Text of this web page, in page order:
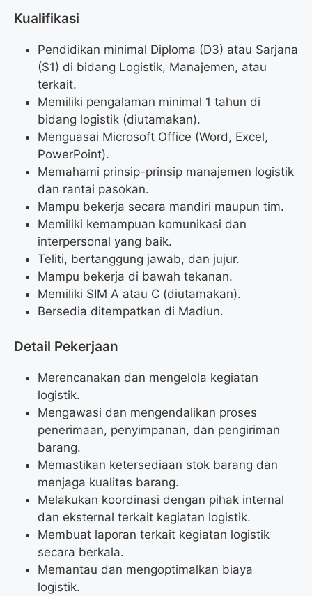
Kualifikasi
Pendidikan minimal Diploma (D3) atau Sarjana
(S1) di bidang Logistik, Manajemen, atau
terkait.
Memiliki pengalaman minimal 1 tahun di
bidang logistik (diutamakan).
Menguasai Microsoft Office (Word, Excel,
PowerPoint).
Memahami prinsip-prinsip manajemen logistik
dan rantai pasokan.
Mampu bekerja secara mandiri maupun tim.
Memiliki kemampuan komunikasi dan
interpersonal yang baik.
Teliti, bertanggung jawab, dan jujur.
Mampu bekerja di bawah tekanan.
Memiliki SIM A atau C (diutamakan).
Bersedia ditempatkan di Madiun.
Detail Pekerjaan
Merencanakan dan mengelola kegiatan
logistik.
Mengawasi dan mengendalikan proses
penerimaan, penyimpanan, dan pengiriman
barang.
Memastikan ketersediaan stok barang dan
menjaga kualitas barang.
Melakukan koordinasi dengan pihak internal
dan eksternal terkait kegiatan logistik.
Membuat laporan terkait kegiatan logistik
secara berkala.
Memantau dan mengoptimalkan biaya
logistik.